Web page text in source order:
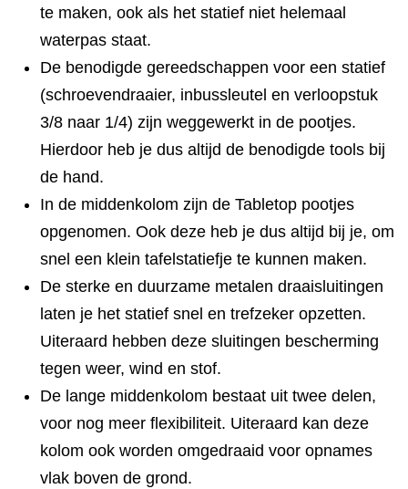
te maken, ook als het statief niet helemaal
waterpas staat.
De benodigde gereedschappen voor een statief
(schroevendraaier, inbussleutel en verloopstuk
3/8 naar 1/4) zijn weggewerkt in de pootjes.
Hierdoor heb je dus altijd de benodigde tools bij
de hand.
In de middenkolom zijn de Tabletop pootjes
opgenomen. Ook deze heb je dus altijd bij je, om
snel een klein tafelstatiefje te kunnen maken.
De sterke en duurzame metalen draaisluitingen
laten je het statief snel en trefzeker opzetten.
Uiteraard hebben deze sluitingen bescherming
tegen weer, wind en stof.
De lange middenkolom bestaat uit twee delen,
voor nog meer flexibiliteit. Uiteraard kan deze
kolom ook worden omgedraaid voor opnames
vlak boven de grond.